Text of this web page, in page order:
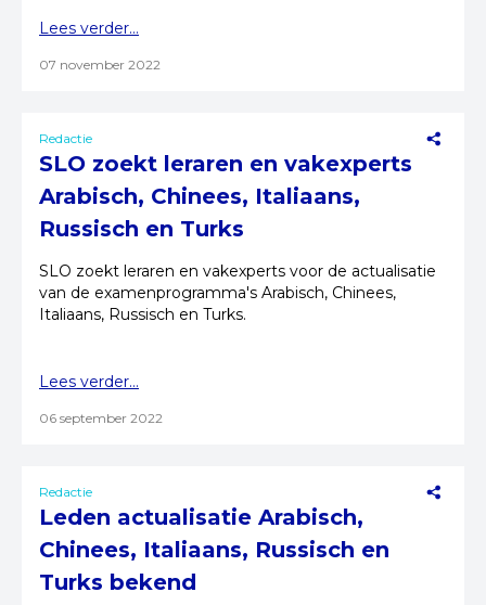
Lees verder...
07 november 2022
Redactie
SLO zoekt leraren en vakexperts
Arabisch, Chinees, Italiaans,
Russisch en Turks
SLO zoekt leraren en vakexperts voor de actualisatie
van de examenprogramma's Arabisch, Chinees,
Italiaans, Russisch en Turks.
Lees verder...
06 september 2022
Redactie
Leden actualisatie Arabisch,
Chinees, Italiaans, Russisch en
Turks bekend